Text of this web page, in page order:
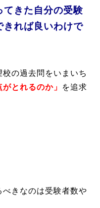
てきた自分の受験
きれば良いわけで
の過去問をいまいち
とれるのか」
を追求
きなのは受験者数や